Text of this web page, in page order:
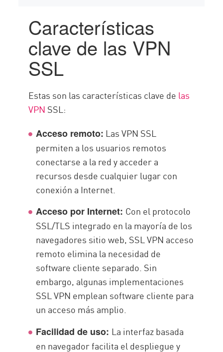
Características
clave de las VPN
SSL
Estas son las características clave de las
VPN SSL:
Acceso remoto: Las VPN SSL
permiten a los usuarios remotos
conectarse a la red y acceder a
recursos desde cualquier lugar con
conexión a Internet.
Acceso por Internet: Con el protocolo
SSL/TLS integrado en la mayoría de los
navegadores sitio web, SSL VPN acceso
remoto elimina la necesidad de
software cliente separado. Sin
embargo, algunas implementaciones
SSL VPN emplean software cliente para
un acceso más amplio.
Facilidad de uso: La interfaz basada
en navegador facilita el despliegue y